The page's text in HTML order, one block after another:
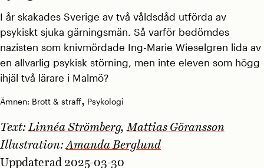
I år skakades Sverige av två våldsdåd utförda av
psykiskt sjuka gärningsmän. Så varför bedömdes
nazisten som knivmördade Ing-Marie Wieselgren lida av
en allvarlig psykisk störning, men inte eleven som högg
ihjäl två lärare i Malmö?
Ämnen: Brott & straff, Psykologi
Text:Linnéa Strömberg,Mattias Göransson
Illustration:Amanda Berglund
Uppdaterad 2025-03-30